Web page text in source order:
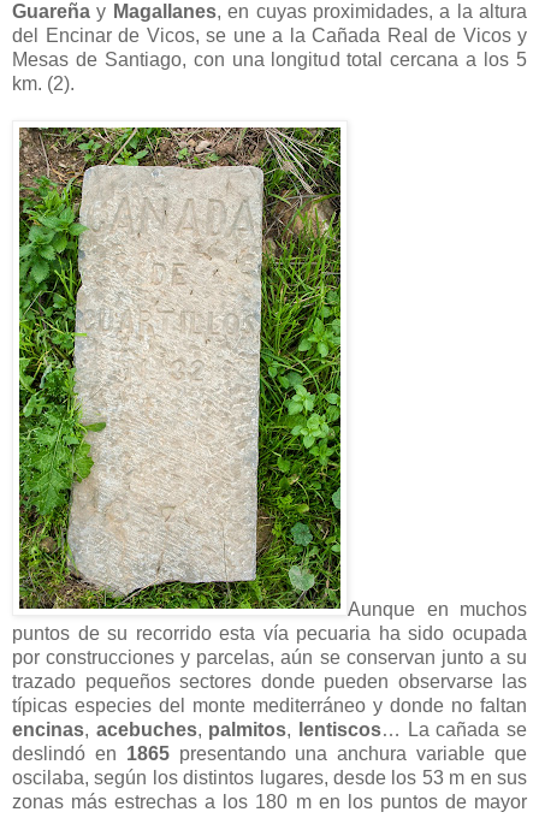
Guareña y Magallanes, en cuyas proximidades, a la altura
del Encinar de Vicos, se une a la Cañada Real de Vicos y
Mesas de Santiago, con una longitud total cercana a los 5
km. (2).
Aunque en muchos
puntos de su recorrido esta vía pecuaria ha sido ocupada
por construcciones y parcelas, aún se conservan junto a su
trazado pequeños sectores donde pueden observarse las
típicas especies del monte mediterráneo y donde no faltan
encinas, acebuches, palmitos, lentiscos… La cañada se
deslindó en 1865presentando una anchura variable que
oscilaba, según los distintos lugares, desde los 53 m en sus
zonas más estrechas a los 180 m en los puntos de mayor